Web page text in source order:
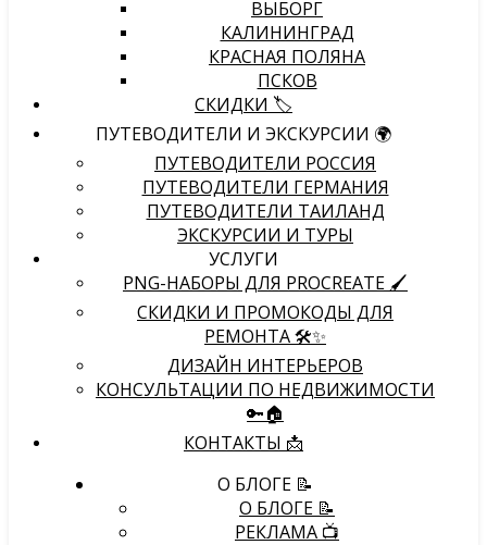
ВЫБОРГ
КАЛИНИНГРАД
КРАСНАЯ ПОЛЯНА
ПСКОВ
СКИДКИ 🏷️
ПУТЕВОДИТЕЛИ И ЭКСКУРСИИ 🌍
ПУТЕВОДИТЕЛИ РОССИЯ
ПУТЕВОДИТЕЛИ ГЕРМАНИЯ
ПУТЕВОДИТЕЛИ ТАИЛАНД
ЭКСКУРСИИ И ТУРЫ
УСЛУГИ
PNG-НАБОРЫ ДЛЯ PROCREATE 🖌
СКИДКИ И ПРОМОКОДЫ ДЛЯ
РЕМОНТА 🛠️✨
ДИЗАЙН ИНТЕРЬЕРОВ
КОНСУЛЬТАЦИИ ПО НЕДВИЖИМОСТИ
🔑🏠
КОНТАКТЫ 📩
О БЛОГЕ 📝
О БЛОГЕ 📝
РЕКЛАМА 📺